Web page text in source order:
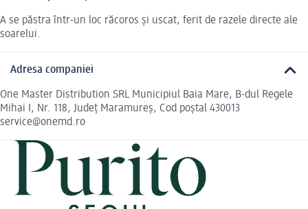
A se păstra într-un loc răcoros și uscat, ferit de razele directe ale
soarelui.
Adresa companiei
One Master Distribution SRL Municipiul Baia Mare, B-dul Regele
Mihai I, Nr. 118, Județ Maramureş, Cod poștal 430013
service@onemd.ro